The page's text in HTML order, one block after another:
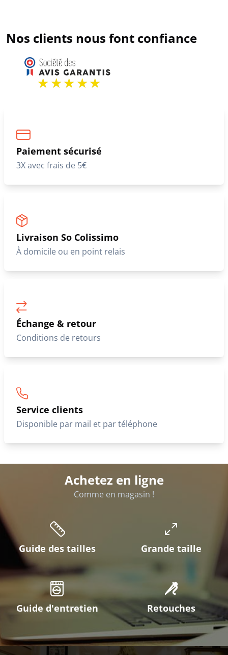
Nos clients nous font confiance
Paiement sécurisé
3X avec frais de 5€
Livraison So Colissimo
À domicile ou en point relais
Échange & retour
Conditions de retours
Service clients
Disponible par mail et par téléphone
Achetez en ligne
Comme en magasin !
Guide des tailles Grande taille
Guide d'entretien Retouches